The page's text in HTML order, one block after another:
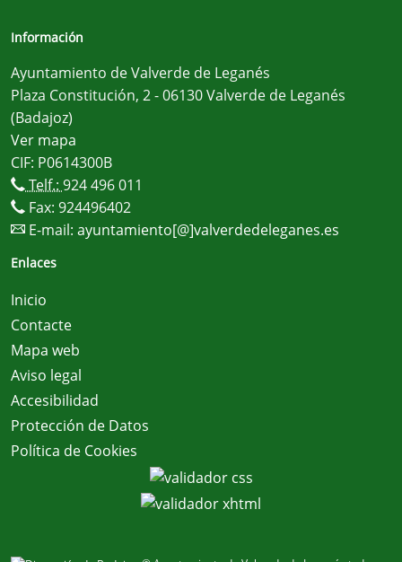
Información
Ayuntamiento de Valverde de Leganés
Plaza Constitución, 2 - 06130 Valverde de Leganés
(Badajoz)
Ver mapa
CIF: P0614300B
Telf.: 924 496 011
Fax: 924496402
E-mail: ayuntamiento[@]valverdedeleganes.es
Enlaces
Inicio
Contacte
Mapa web
Aviso legal
Accesibilidad
Protección de Datos
Política de Cookies